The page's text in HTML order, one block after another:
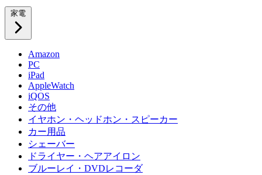
家電
Amazon
PC
iPad
AppleWatch
iQOS
その他
イヤホン・ヘッドホン・スピーカー
カー用品
シェーバー
ドライヤー・ヘアアイロン
ブルーレイ・DVDレコーダ